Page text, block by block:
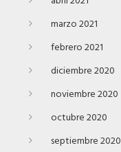
marzo 2021
febrero 2021
diciembre 2020
noviembre 2020
octubre 2020
septiembre 2020